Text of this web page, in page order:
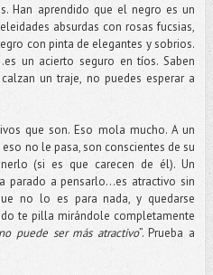
Han aprendido que el negro es un
absurdas con rosas fucsias,
con pinta de elegantes y sobrios.
un acierto seguro en tíos. Saben
un traje, no puedes esperar a
que son. Eso mola mucho. A un
no le pasa, son conscientes de su
(si es que carecen de él). Un
parado a pensarlo…es atractivo sin
no lo es para nada, y quedarse
te pilla mirándole completamente
puede ser más atractivo”. Prueba a